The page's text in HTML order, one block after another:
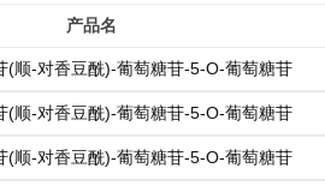
产品名
(顺-对香豆酰)-葡萄糖苷-5-O-葡萄糖苷
(顺-对香豆酰)-葡萄糖苷-5-O-葡萄糖苷
(顺-对香豆酰)-葡萄糖苷-5-O-葡萄糖苷